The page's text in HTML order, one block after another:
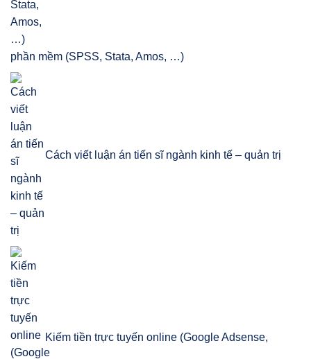
phần mềm (SPSS, Stata, Amos, …)
Cách viết luận án tiến sĩ ngành kinh tế – quản trị
Kiếm tiền trực tuyến online (Google Adsense,